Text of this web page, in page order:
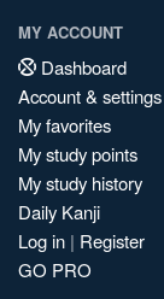
MY ACCOUNT
Dashboard
Account & settings
My favorites
My study points
My study history
Daily Kanji
Log in | Register
GO PRO